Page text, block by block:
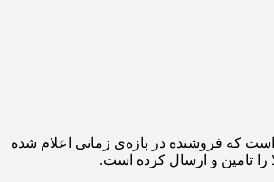
است که فروشنده در بازه‌ی زمانی اعلام شده
را تامین و ارسال کرده است.